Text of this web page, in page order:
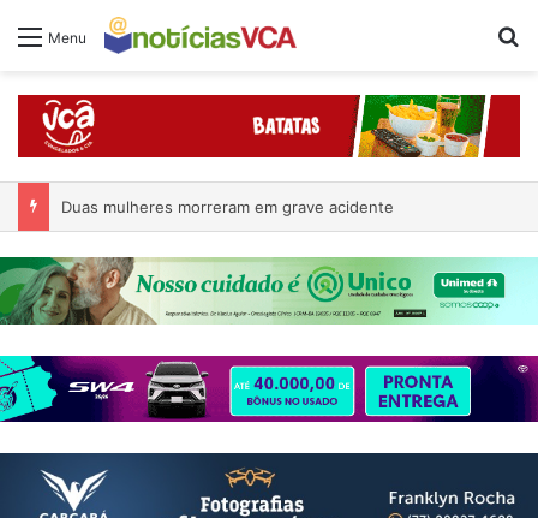
Menu
Duas mulheres morreram em grave acidente